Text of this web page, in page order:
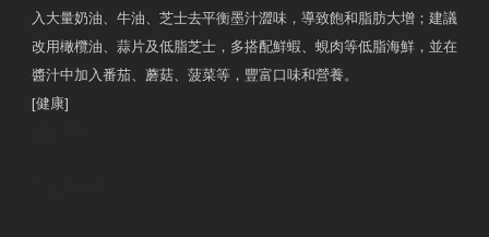
入大量奶油、牛油、芝士去平衡墨汁澀味，導致飽和脂肪大增；建議
改用橄欖油、蒜片及低脂芝士，多搭配鮮蝦、蜆肉等低脂海鮮，並在
醬汁中加入番茄、蘑菇、菠菜等，豐富口味和營養。
[健康]